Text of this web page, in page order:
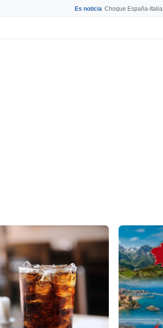
Es noticia Choque España-